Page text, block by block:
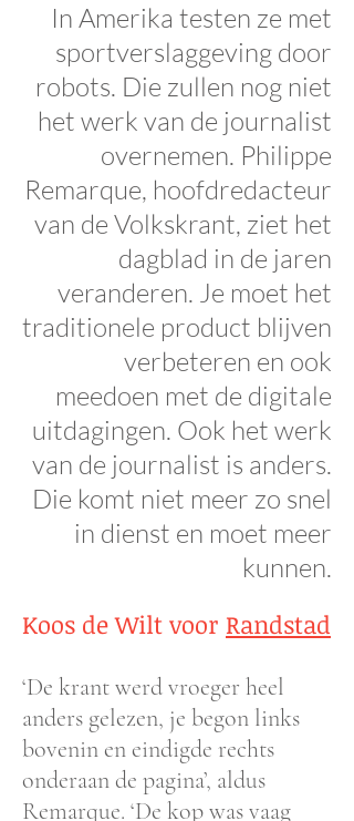
In Amerika testen ze met
sportverslaggeving door
robots. Die zullen nog niet
het werk van de journalist
overnemen. Philippe
Remarque, hoofdredacteur
van de Volkskrant, ziet het
dagblad in de jaren
veranderen. Je moet het
traditionele product blijven
verbeteren en ook
meedoen met de digitale
uitdagingen. Ook het werk
van de journalist is anders.
Die komt niet meer zo snel
in dienst en moet meer
kunnen.
Koos de Wilt voor Randstad
‘De krant werd vroeger heel
anders gelezen, je begon links
bovenin en eindigde rechts
onderaan de pagina’, aldus
Remarque. ‘De kop was vaag